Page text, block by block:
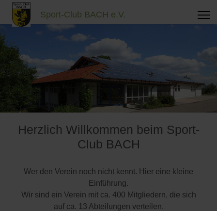
Sport-Club BACH e.V.
Herzlich Willkommen beim Sport-
Club BACH
Wer den Verein noch nicht kennt. Hier eine kleine
Einführung.
Wir sind ein Verein mit ca. 400 Mitgliedern, die sich
auf ca. 13 Abteilungen verteilen.